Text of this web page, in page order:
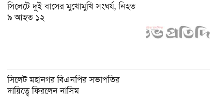
সিলেটে দুই বাসের মুখোমুখি সংঘর্ষ, নিহত
৯ আহত ১২
সিলেট মহানগর বিএনপির সভাপতির
দায়িত্বে ফিরলেন নাসিম